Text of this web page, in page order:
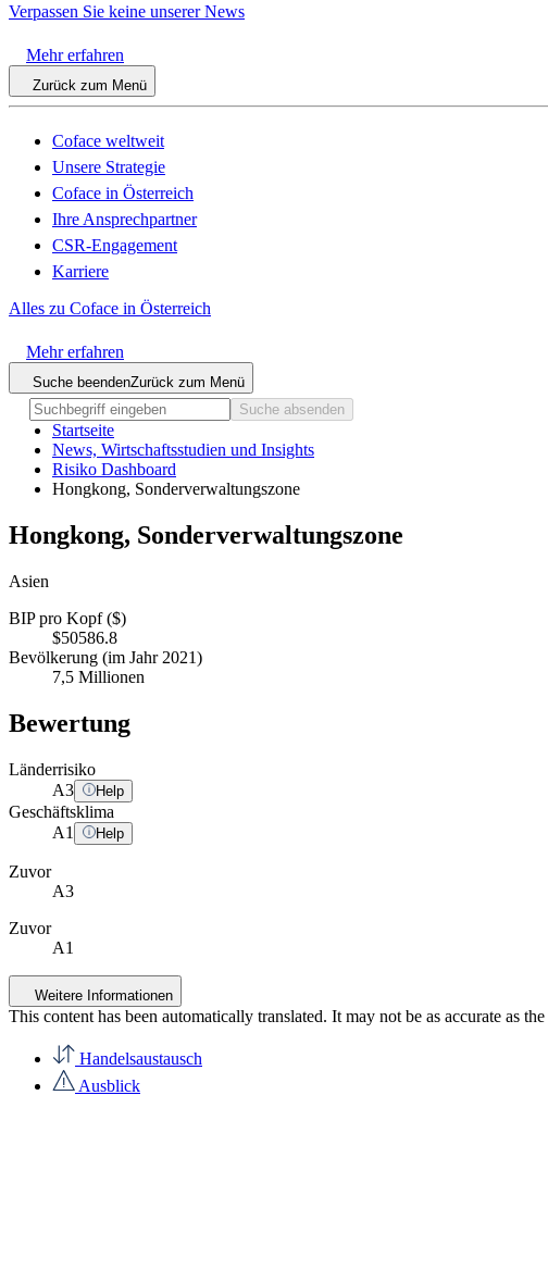
Verpassen Sie keine unserer News
Mehr erfahren
Zurück zum Menü
Coface weltweit
Unsere Strategie
Coface in Österreich
Ihre Ansprechpartner
CSR-Engagement
Karriere
Alles zu Coface in Österreich
Mehr erfahren
Suche beendenZurück zum Menü
Suche absenden
Startseite
News, Wirtschaftsstudien und Insights
Risiko Dashboard
Hongkong, Sonderverwaltungszone
Hongkong, Sonderverwaltungszone
Asien
BIP pro Kopf ($)
$50586.8
Bevölkerung (im Jahr 2021)
7,5 Millionen
Bewertung
Länderrisiko
A3 Help
Geschäftsklima
A1 Help
Zuvor
A3
Zuvor
A1
Weitere Informationen
This content has been automatically translated. It may not be as accurate as the
Handelsaustausch
Ausblick